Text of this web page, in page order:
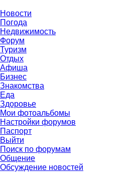
Новости
Погода
Недвижимость
Форум
Туризм
Отдых
Афиша
Бизнес
Знакомства
Еда
Здоровье
Мои фотоальбомы
Настройки форумов
Паспорт
Выйти
Поиск по форумам
Общение
Обсуждение новостей